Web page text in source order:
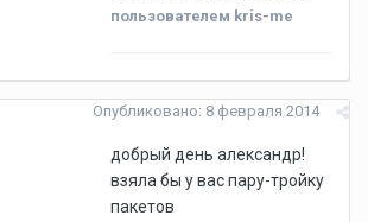
пользователем kris-me
Опубликовано: 8 февраля 2014
добрый день александр!
взяла бы у вас пару-тройку
пакетов